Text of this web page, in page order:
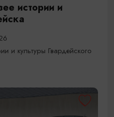
истории и
и культуры Гвардейского